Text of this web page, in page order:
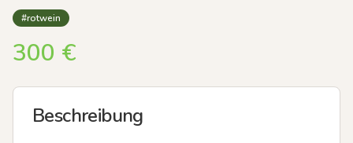
#rotwein
300 €
Beschreibung